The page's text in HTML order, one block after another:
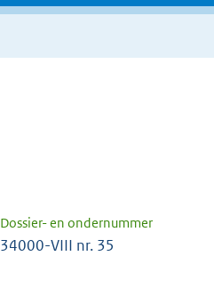
Dossier- en ondernummer
34000-VIII nr. 35